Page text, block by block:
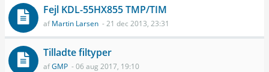
Fejl KDL-55HX855 TMP/TIM
afMartin Larsen - 21 dec 2013, 23:31
Tilladte filtyper
afGMP - 06 aug 2017, 19:10